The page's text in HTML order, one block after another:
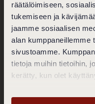
räätälöimiseen,
tukemiseen ja
jaamme sosiaalisen
alan kumppaneillemme
sivustoamme.
tietoja muihin tietoihin,
kerätty, kun olet
Bulevardi 2 - 4
00120 Helsinki
Ota yhteyttä
Puh. 020 770 4713
Tietosuojaseloste
Evästekäytäntö
Yleiset varaus- ja